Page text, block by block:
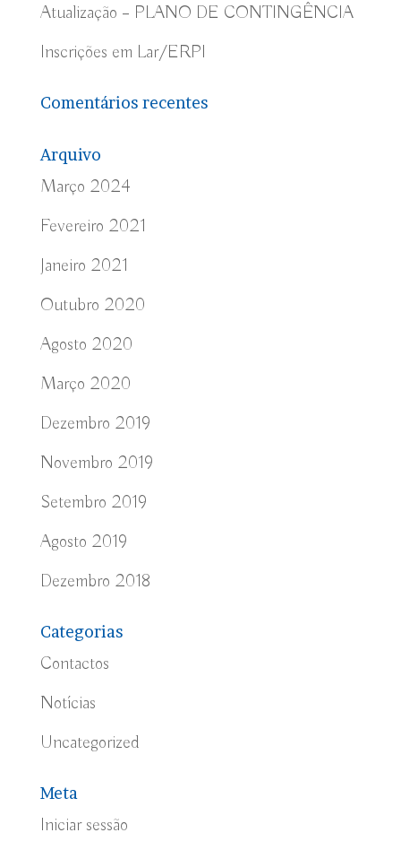
Atualização – PLANO DE CONTINGÊNCIA
Inscrições em Lar/ERPI
Comentários recentes
Arquivo
Março 2024
Fevereiro 2021
Janeiro 2021
Outubro 2020
Agosto 2020
Março 2020
Dezembro 2019
Novembro 2019
Setembro 2019
Agosto 2019
Dezembro 2018
Categorias
Contactos
Notícias
Uncategorized
Meta
Iniciar sessão